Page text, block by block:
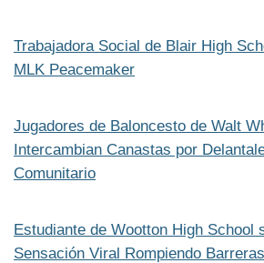
Trabajadora Social de Blair High
MLK Peacemaker
Jugadores de Baloncesto de Walt
Intercambian Canastas por
Comunitario
Estudiante de Wootton High School
Sensación Viral Rompiendo